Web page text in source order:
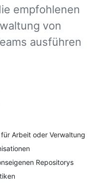
empfohlenen
von
ausführen
Arbeit oder Verwaltung
Repositorys